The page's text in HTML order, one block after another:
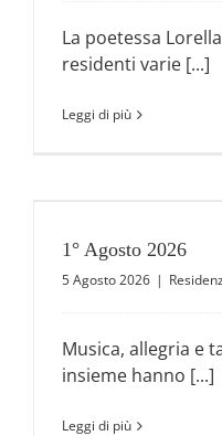
La poetessa
residenti varie [...]
Leggi di più
1° Agosto 2026
5 Agosto 2026 |
Musica, allegria e
insieme hanno [...]
Leggi di più